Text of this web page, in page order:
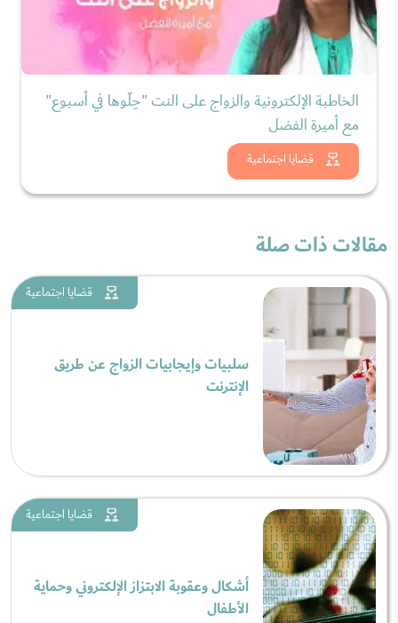
قضايا اجتماعية
الخاطبة الإلكترونية والزواج على النت "حِلّوها في أسبوع"
مع أميرة الفضل
شاهد الان
مقالات ذات صلة
قضايا اجتماعية
سلبيات وإيجابيات الزواج عن طريق
الإنترنت
قضايا اجتماعية
أشكال وعقوبة الابتزاز الإلكتروني وحماية
الأطفال